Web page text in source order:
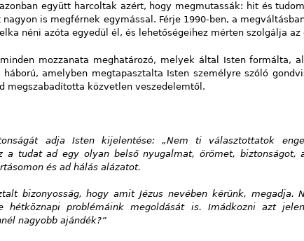
együtt harcoltak azért, hogy megmutassák: hit és
is megférnek egymással. Férje 1990-ben, a
néni azóta egyedül él, és lehetőségeihez mérten szolgálja az
mozzanata meghatározó, melyek által Isten formálta,
amelyben megtapasztalta Isten személyre szóló
megszabadította közvetlen veszedelemtől.
adja Isten kijelentése: „Nem ti választottatok
a tudat ad egy olyan belső nyugalmat, örömet, biztonságot,
és ad hálás alázatot.
bizonyosság, hogy amit Jézus nevében kérünk, megadja.
hétköznapi problémáink megoldását is. Imádkozni azt
nagyobb ajándék?”